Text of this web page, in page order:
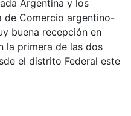
Argentina y los
de Comercio argentino-
buena recepción en
la primera de las dos
el distrito Federal este